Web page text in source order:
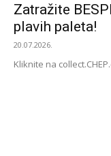
Zatražite
plavih paleta!
20.07.2026.
Kliknite na